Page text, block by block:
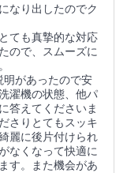
なり出したのでク
ても真摯的な対応
ので、スムーズに
明があったので安
濯機の状態、他パ
答えてくださいま
さりとてもスッキ
麗に後片付けられ
なくなって快適に
す。また機会があ